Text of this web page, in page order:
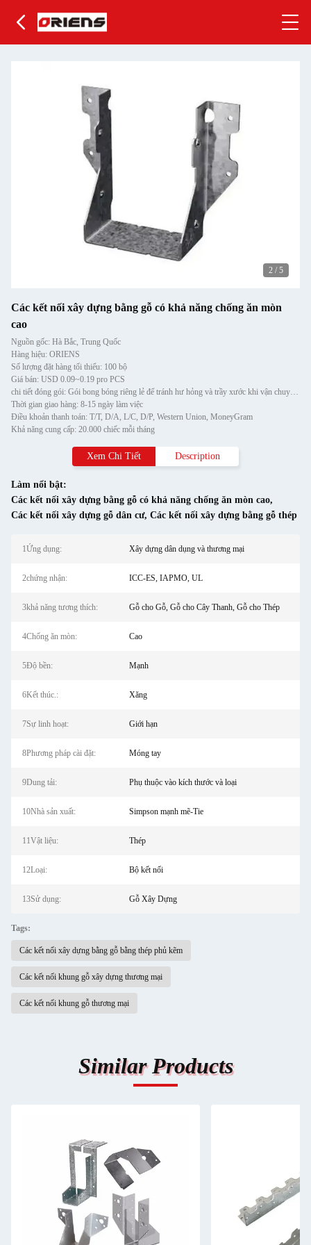
2 / 5
Các kết nối xây dựng bằng gỗ có khả năng chống ăn mòn
cao
Nguồn gốc: Hà Bắc, Trung Quốc
Hàng hiệu: ORIENS
Số lượng đặt hàng tối thiểu: 100 bộ
Giá bán: USD 0.09~0.19 pro PCS
chi tiết đóng gói: Gói bong bóng riêng lẻ để tránh hư hỏng và trầy xước khi vận chuyển, sau đó cho vào thùng carton
Thời gian giao hàng: 8-15 ngày làm việc
Điều khoản thanh toán: T/T, D/A, L/C, D/P, Western Union, MoneyGram
Khả năng cung cấp: 20.000 chiếc mỗi tháng
Xem Chi Tiết Description
Làm nổi bật:
Các kết nối xây dựng bằng gỗ có khả năng chống ăn mòn cao,
Các kết nối xây dựng gỗ dân cư, Các kết nối xây dựng bằng gỗ thép
1Ứng dụng: Xây dựng dân dụng và thương mại
2chứng nhận: ICC-ES, IAPMO, UL
3khả năng tương thích: Gỗ cho Gỗ, Gỗ cho Cây Thanh, Gỗ cho Thép
4Chống ăn mòn: Cao
5Độ bền: Mạnh
6Kết thúc.: Xăng
7Sự linh hoạt: Giới hạn
8Phương pháp cài đặt: Móng tay
9Dung tải: Phụ thuộc vào kích thước và loại
10Nhà sản xuất: Simpson mạnh mẽ-Tie
11Vật liệu: Thép
12Loại: Bộ kết nối
13Sử dụng: Gỗ Xây Dựng
Tags:
Các kết nối xây dựng bằng gỗ bằng thép phủ kẽm
Các kết nối khung gỗ xây dựng thương mại
Các kết nối khung gỗ thương mại
Similar Products